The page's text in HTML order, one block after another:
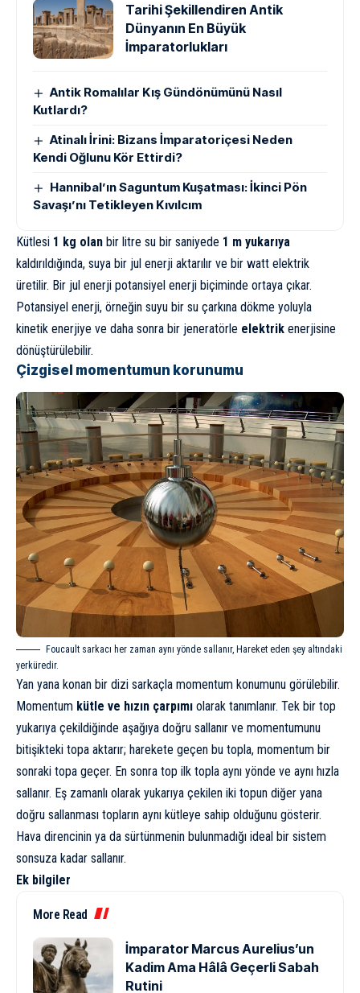
Tarihi Şekillendiren Antik
Dünyanın En Büyük
İmparatorlukları
Antik Romalılar Kış Gündönümünü Nasıl
Kutlardı?
Atinalı İrini: Bizans İmparatoriçesi Neden
Kendi Oğlunu Kör Ettirdi?
Hannibal’ın Saguntum Kuşatması: İkinci Pön
Savaşı’nı Tetikleyen Kıvılcım
Kütlesi 1 kg olan bir litre su bir saniyede 1 m yukarıya
kaldırıldığında, suya bir jul enerji aktarılır ve bir watt elektrik
üretilir. Bir jul enerji potansiyel enerji biçiminde ortaya çıkar.
Potansiyel enerji, örneğin suyu bir su çarkına dökme yoluyla
kinetik enerjiye ve daha sonra bir jeneratörle elektrik enerjisine
dönüştürülebilir.
Çizgisel momentumun korunumu
Foucault sarkacı her zaman aynı yönde sallanır, Hareket eden şey altındaki
yerküredir.
Yan yana konan bir dizi sarkaçla momentum konumunu görülebilir.
Momentum kütle ve hızın çarpımı olarak tanımlanır. Tek bir top
yukarıya çekildiğinde aşağıya doğru sallanır ve momentumunu
bitişikteki topa aktarır; harekete geçen bu topla, momentum bir
sonraki topa geçer. En sonra top ilk topla aynı yönde ve aynı hızla
sallanır. Eş zamanlı olarak yukarıya çekilen iki topun diğer yana
doğru sallanması topların aynı kütleye sahip olduğunu gösterir.
Hava direncinin ya da sürtünmenin bulunmadığı ideal bir sistem
sonsuza kadar sallanır.
Ek bilgiler
More Read
İmparator Marcus Aurelius’un
Kadim Ama Hâlâ Geçerli Sabah
Rutini